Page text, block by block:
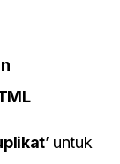
’ untuk